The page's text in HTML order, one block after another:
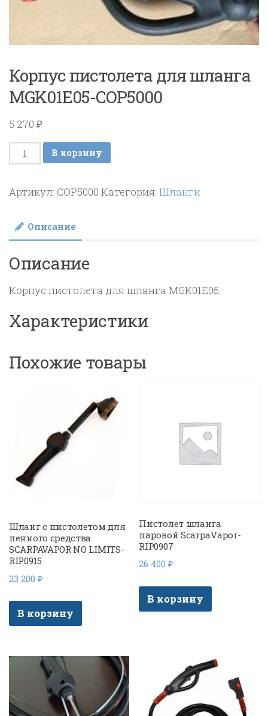
Корпус пистолета для шланга
MGK01E05-COP5000
5 270 ₽
Количество
товара
пистолета
шланга
MGK01E05-
COP5000
В корзину
Артикул: COP5000 Категория: Шланги
Описание
Описание
Корпус пистолета для шланга MGK01E05
Характеристики
Похожие товары
Шланг с пистолетом для
пенного средства
SCARPAVAPOR NO LIMITS-
RIP0915
23 200 ₽
В корзину
Пистолет шланга
паровой ScarpaVapor-
RIP0907
26 400₽
В корзину